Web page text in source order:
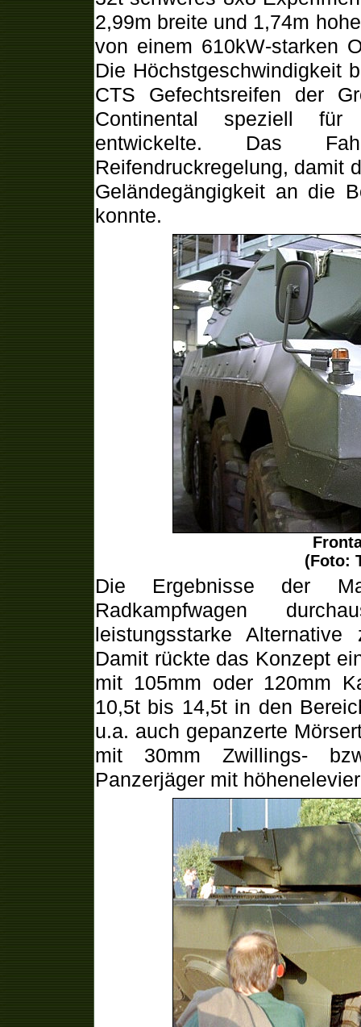
2,99m breite und 1,74m
von einem 610kW-starken
Die Höchstgeschwindigkeit
CTS Gefechtsreifen der
Continental speziell für
entwickelte. Das
Reifendruckregelung, damit
Geländegängigkeit an die
konnte.
(Foto:
Die Ergebnisse der
Radkampfwagen
leistungsstarke
Damit rückte das Konzept
mit 105mm oder 120mm
10,5t bis 14,5t in den
u.a. auch gepanzerte
mit 30mm Zwillings-
Panzerjäger mit